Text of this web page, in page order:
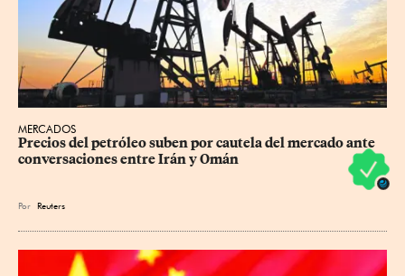
MERCADOS
Precios ⁠del petróleo suben por cautela del mercado ante
conversaciones entre Irán y Omán
Por Reuters